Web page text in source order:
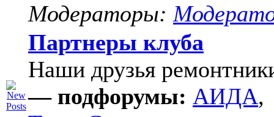
Модераторы:
Партнеры клуба
Наши друзья
— подфорумы: АИДА,